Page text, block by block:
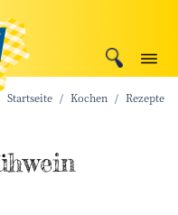
Startseite Kochen Rezepte